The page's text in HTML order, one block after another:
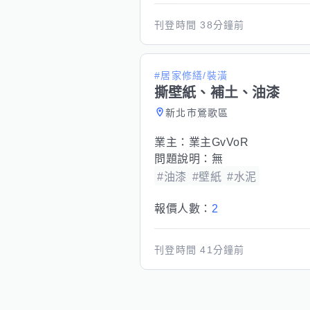
刊登時間38分鐘前
#居家修繕/裝潢
撕壁紙、補土、油漆
新北市鶯歌區
業主： 業主GvVoR
問題說明： 無
#油漆 #壁紙 #水泥
報價人數： 2
刊登時間41分鐘前